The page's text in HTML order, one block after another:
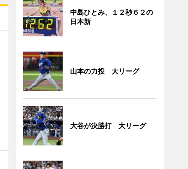
中島ひとみ、１２秒６２の
日本新
山本の力投 大リーグ
大谷が決勝打 大リーグ